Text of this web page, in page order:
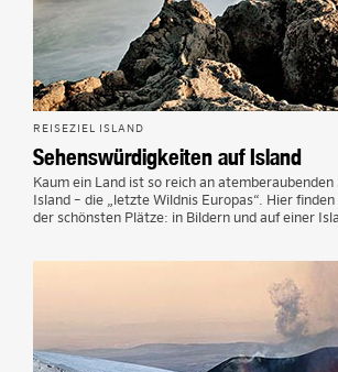
REISEZIEL ISLAND
Sehenswürdigkeiten auf Island
Kaum ein Land ist so reich an
Island – die „letzte Wildnis Europas“. Hier
der schönsten Plätze: in Bildern und auf einer